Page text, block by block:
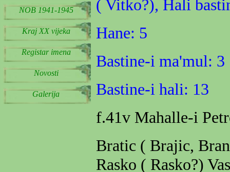
NOB 1941-1945
Kraj XX vijeka
Registar imena
Novosti
Galerija
( Vitko?), Hali
Hane: 5
Bastine-i ma'mul: 3
Bastine-i hali: 13
f.41v Mahalle-i
Bratic ( Brajic,
Rasko ( Rasko?)